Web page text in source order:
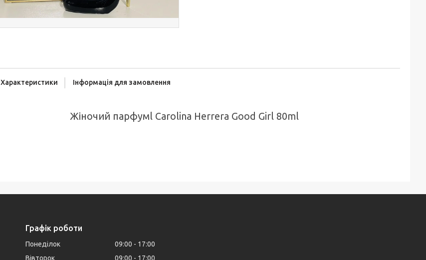
Характеристики Інформація для замовлення
Жіночий парфумl Carolina Herrera Good Girl 80ml
Графік роботи
Понеділок 09:00
17:00
Вівторок
09:00 17:00